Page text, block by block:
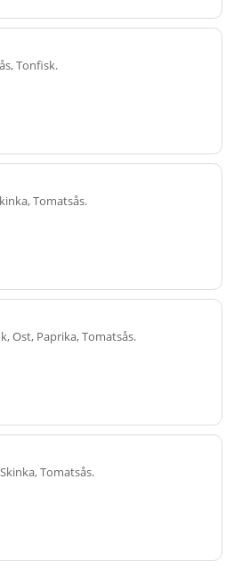
Tonfisk.
Tomatsås.
Ost, Paprika, Tomatsås.
Tomatsås.